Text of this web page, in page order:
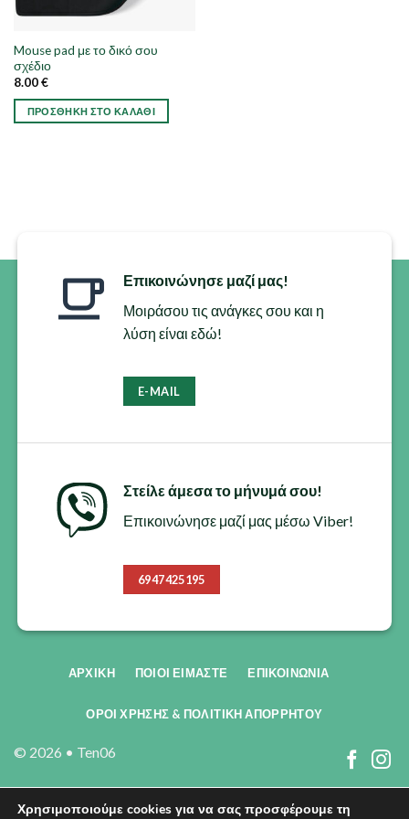
Mouse pad με το δικό σου
σχέδιο
8.00€
ΠΡΟΣΘΉΚΗ ΣΤΟ ΚΑΛΆΘΙ
Επικοινώνησε μαζί μας!
Μοιράσου τις ανάγκες σου και η
λύση είναι εδώ!
E-MAIL
Στείλε άμεσα το μήνυμά σου!
Επικοινώνησε μαζί μας μέσω Viber!
6947425195
© 2026 • Ten06
ΑΡΧΙΚΗ ΠΟΙΟΙ ΕΊΜΑΣΤΕ ΕΠΙΚΟΙΝΩΝΊΑ
ΟΡΟΙ ΧΡΗΣΗΣ & ΠΟΛΙΤΙΚΗ ΑΠΟΡΡΗΤΟΥ
Χρησιμοποιούμε cookies για να σας προσφέρουμε τη